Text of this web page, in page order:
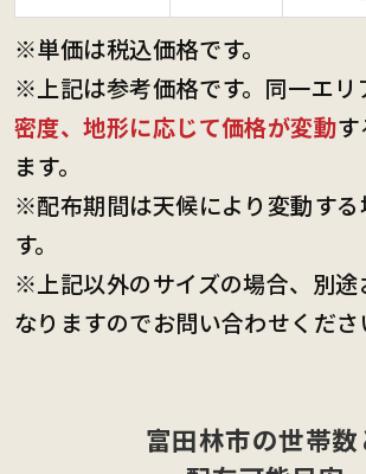
※単価は税込価格です。
※上記は参考価格です。同一エリ
密度、地形に応じて価格が変動
ます。
※配布期間は天候により変動する
す。
※上記以外のサイズの場合、別途
なりますのでお問い合わせくださ
富田林市の世帯数